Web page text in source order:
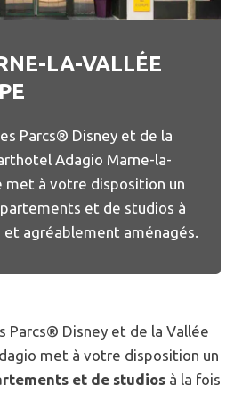
LA-VALLÉE
Parcs® Disney et de la
Adagio Marne-la-
met à votre disposition un
et de studios à
agréablement aménagés.
Parcs® Disney et de la Vallée
met à votre disposition un
et de studiosà la fois